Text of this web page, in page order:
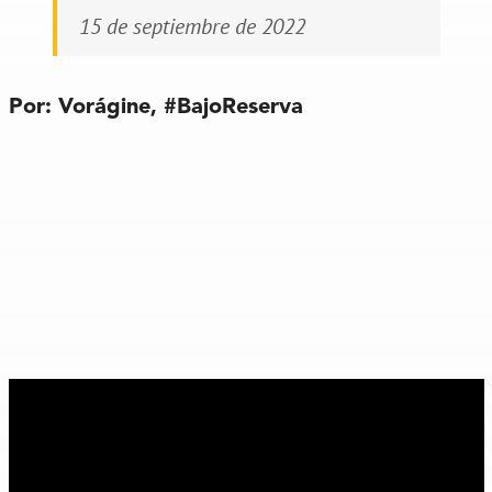
15 de septiembre de 2022
Por: Vorágine, #BajoReserva